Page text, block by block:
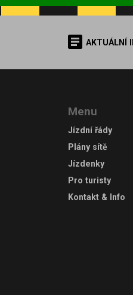
AKTUÁLNÍ
Menu
Jízdní řády
Plány sítě
Jízdenky
Pro turisty
Kontakt & Info